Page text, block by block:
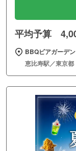
平均予算
BBQビアガーデ
恵比寿駅／東京都